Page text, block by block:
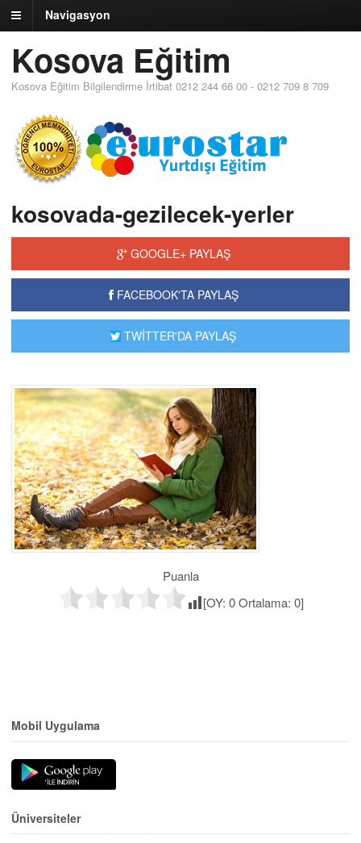
Navigasyon
Kosova Eğitim
Kosova Eğitim Bilgilendirme İrtibat 0212 244 66 00 - 0212 709 8 709
kosovada-gezilecek-yerler
GOOGLE+ PAYLAŞ
FACEBOOK'TA PAYLAŞ
TWİTTER'DA PAYLAŞ
Puanla
[OY: 0Ortalama: 0]
Mobil Uygulama
Üniversiteler